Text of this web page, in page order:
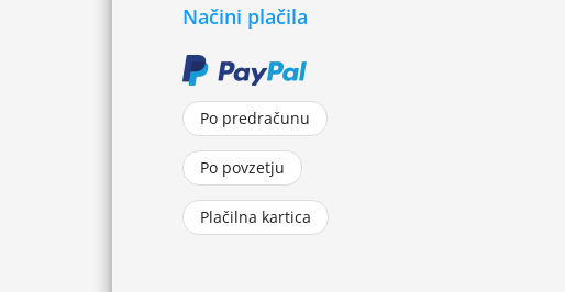
Načini plačila
Po predračunu
Po povzetju
Plačilna kartica